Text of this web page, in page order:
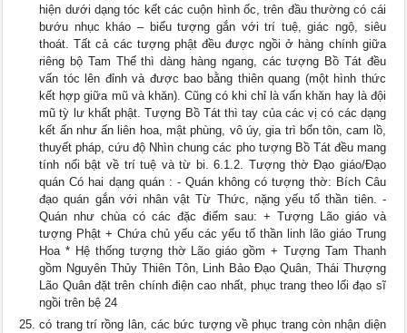
hiện dưới dạng tóc kết các cuộn hình ốc, trên đầu thường có cái
bướu nhục kháo – biểu tượng gắn với trí tuệ, giác ngộ, siêu
thoát. Tất cả các tượng phật đều được ngồi ở hàng chính giữa
riêng bộ Tam Thế thì dàng hàng ngang, các tượng Bồ Tát đều
vấn tóc lên đỉnh và được bao bằng thiên quang (một hình thức
kết hợp giữa mũ và khăn). Cũng có khi chỉ là vấn khăn hay là đội
mũ tỳ lư khất phật. Tượng Bồ Tát thì tay của các vị có các dạng
kết ấn như ấn liên hoa, mật phùng, vô úy, gia trì bổn tôn, cam lồ,
thuyết pháp, cứu độ Nhìn chung các pho tượng Bồ Tát đều mang
tính nổi bật về trí tuệ và từ bi. 6.1.2. Tượng thờ Đạo giáo/Đạo
quán Có hai dạng quán : - Quán không có tượng thờ: Bích Câu
đạo quán gắn với nhân vật Từ Thức, nặng yếu tố thần tiên. -
Quán như chùa có các đặc điểm sau: + Tượng Lão giáo và
tượng Phật + Chứa chủ yếu các yếu tố thần linh lão giáo Trung
Hoa * Hệ thống tượng thờ Lão giáo gồm + Tượng Tam Thanh
gồm Nguyên Thủy Thiên Tôn, Linh Bảo Đạo Quân, Thái Thượng
Lão Quân đặt trên chính điện cao nhất, phục trang theo lối đạo sĩ
ngồi trên bệ 24
có trang trí rồng lân, các bức tượng về phục trang còn nhận diện